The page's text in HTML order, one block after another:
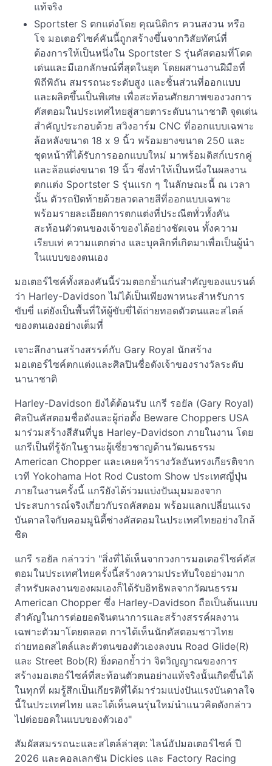
แท้จริง
Sportster S ตกแต่งโดย คุณนิติกร ควนสงวน หรือ
โจ มอเตอร์ไซค์คันนี้ถูกสร้างขึ้นจากวิสัยทัศน์ที่
ต้องการให้เป็นหนึ่งใน Sportster S รุ่นคัสตอมที่โดด
เด่นและมีเอกลักษณ์ที่สุดในยุค โดยผสานงานฝีมือที่
พิถีพิถัน สมรรถนะระดับสูง และชิ้นส่วนที่ออกแบบ
และผลิตขึ้นเป็นพิเศษ เพื่อสะท้อนศักยภาพของวงการ
คัสตอมในประเทศไทยสู่สายตาระดับนานาชาติ จุดเด่น
สำคัญประกอบด้วย สวิงอาร์ม CNC ที่ออกแบบเฉพาะ
ล้อหลังขนาด 18 x 9 นิ้ว พร้อมยางขนาด 250 และ
ชุดหน้าที่ได้รับการออกแบบใหม่ มาพร้อมดิสก์เบรกคู่
และล้อแต่งขนาด 19 นิ้ว ซึ่งทำให้เป็นหนึ่งในผลงาน
ตกแต่ง Sportster S รุ่นแรก ๆ ในลักษณะนี้ ณ เวลา
นั้น ตัวรถปิดท้ายด้วยลวดลายสีที่ออกแบบเฉพาะ
พร้อมรายละเอียดการตกแต่งที่ประณีตทั่วทั้งคัน
สะท้อนตัวตนของเจ้าของได้อย่างชัดเจน ทั้งความ
เรียบเท่ ความแตกต่าง และบุคลิกที่เกิดมาเพื่อเป็นผู้นำ
ในแบบของตนเอง
มอเตอร์ไซค์ทั้งสองคันนี้ร่วมตอกย้ำแก่นสำคัญของแบรนด์
ว่า Harley-Davidson ไม่ได้เป็นเพียงพาหนะสำหรับการ
ขับขี่ แต่ยังเป็นพื้นที่ให้ผู้ขับขี่ได้ถ่ายทอดตัวตนและสไตล์
ของตนเองอย่างเต็มที่
เจาะลึกงานสร้างสรรค์กับ Gary Royal นักสร้าง
มอเตอร์ไซค์ตกแต่งและศิลปินชื่อดังเจ้าของรางวัลระดับ
นานาชาติ
Harley-Davidson ยังได้ต้อนรับ แกรี รอยัล (Gary Royal)
ศิลปินคัสตอมชื่อดังและผู้ก่อตั้ง Beware Choppers USA
มาร่วมสร้างสีสันที่บูธ Harley-Davidson ภายในงาน โดย
แกรีเป็นที่รู้จักในฐานะผู้เชี่ยวชาญด้านวัฒนธรรม
American Chopper และเคยคว้ารางวัลอันทรงเกียรติจาก
เวที Yokohama Hot Rod Custom Show ประเทศญี่ปุ่น
ภายในงานครั้งนี้ แกรียังได้ร่วมแบ่งปันมุมมองจาก
ประสบการณ์จริงเกี่ยวกับรถคัสตอม พร้อมแลกเปลี่ยนแรง
บันดาลใจกับคอมมูนิตี้ช่างคัสตอมในประเทศไทยอย่างใกล้
ชิด
แกรี รอยัล กล่าวว่า "สิ่งที่ได้เห็นจากวงการมอเตอร์ไซค์คัส
ตอมในประเทศไทยครั้งนี้สร้างความประทับใจอย่างมาก
สำหรับผลงานของผมเองก็ได้รับอิทธิพลจากวัฒนธรรม
American Chopper ซึ่ง Harley-Davidson ถือเป็นต้นแบบ
สำคัญในการต่อยอดจินตนาการและสร้างสรรค์ผลงาน
เฉพาะตัวมาโดยตลอด การได้เห็นนักคัสตอมชาวไทย
ถ่ายทอดสไตล์และตัวตนของตัวเองลงบน Road Glide(R)
และ Street Bob(R) ยิ่งตอกย้ำว่า จิตวิญญาณของการ
สร้างมอเตอร์ไซค์ที่สะท้อนตัวตนอย่างแท้จริงนั้นเกิดขึ้นได้
ในทุกที่ ผมรู้สึกเป็นเกียรติที่ได้มาร่วมแบ่งปันแรงบันดาลใจ
นี้ในประเทศไทย และได้เห็นคนรุ่นใหม่นำแนวคิดดังกล่าว
ไปต่อยอดในแบบของตัวเอง"
สัมผัสสมรรถนะและสไตล์ล่าสุด: ไลน์อัปมอเตอร์ไซค์ ปี
2026 และคอลเลกชัน Dickies และ Factory Racing